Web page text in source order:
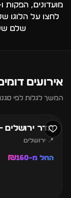
מועדונים, הפקות
לחצו על הלוגו
שלם
אירועים
המשך לגלות לפי
אוגוסט
תדר ירושלים
📍 ירושלים
החל מ-₪160